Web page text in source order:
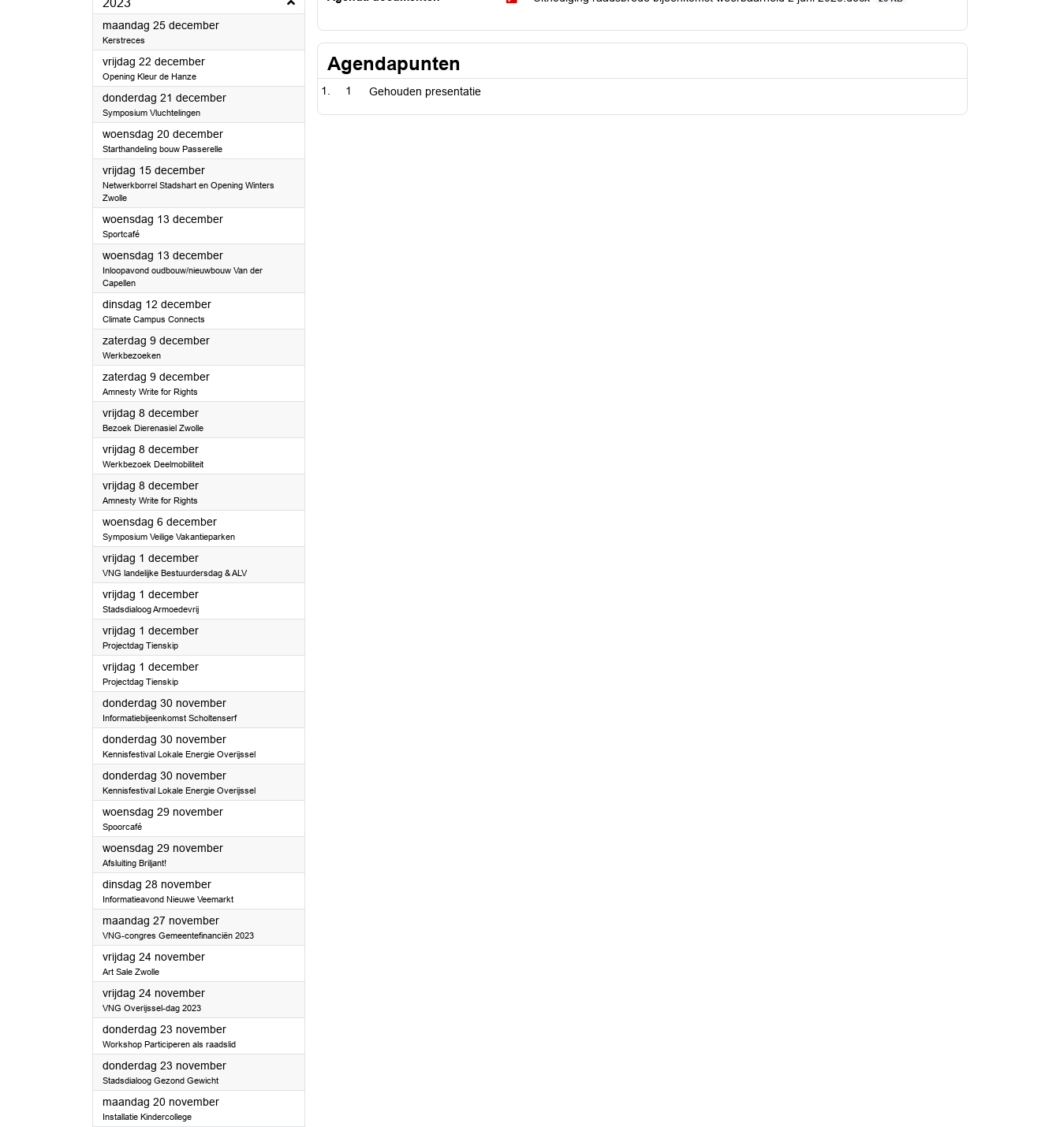
2023
maandag 25 december2023
Kerstreces
vrijdag 22 december2023
Opening Kleur de Hanze
donderdag 21 december2023
Symposium Vluchtelingen
woensdag 20 december2023
Starthandeling bouw Passerelle
vrijdag 15 december2023
Netwerkborrel Stadshart en Opening Winters
Zwolle
woensdag 13 december2023
Sportcafé
woensdag 13 december2023
Inloopavond oudbouw/nieuwbouw Van der
Capellen
dinsdag 12 december2023
Climate Campus Connects
zaterdag 9 december2023
Werkbezoeken
zaterdag 9 december2023
Amnesty Write for Rights
vrijdag 8 december2023
Bezoek Dierenasiel Zwolle
vrijdag 8 december2023
Werkbezoek Deelmobiliteit
vrijdag 8 december2023
Amnesty Write for Rights
woensdag 6 december2023
Symposium Veilige Vakantieparken
vrijdag 1 december2023
VNG landelijke Bestuurdersdag & ALV
vrijdag 1 december2023
Stadsdialoog Armoedevrij
vrijdag 1 december2023
Projectdag Tienskip
vrijdag 1 december2023
Projectdag Tienskip
donderdag 30 november2023
Informatiebijeenkomst Scholtenserf
donderdag 30 november2023
Kennisfestival Lokale Energie Overijssel
donderdag 30 november2023
Kennisfestival Lokale Energie Overijssel
woensdag 29 november2023
Spoorcafé
woensdag 29 november2023
Afsluiting Briljant!
dinsdag 28 november2023
Informatieavond Nieuwe Veemarkt
maandag 27 november2023
VNG-congres Gemeentefinanciën 2023
vrijdag 24 november2023
Art Sale Zwolle
vrijdag 24 november2023
VNG Overijssel-dag 2023
donderdag 23 november2023
Workshop Participeren als raadslid
donderdag 23 november2023
Stadsdialoog Gezond Gewicht
maandag 20 november2023
Installatie Kindercollege
Agendapunten
1 Gehouden presentatie